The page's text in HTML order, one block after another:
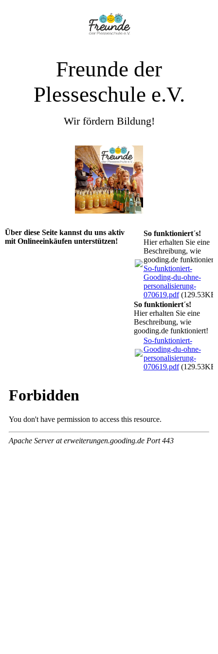
Freunde der
Plesseschule e.V.
Wir fördern Bildung!
So funktioniert´s!
Hier erhalten Sie eine
Beschreibung, wie
gooding.de funktioniert!
So-funktioniert-
Gooding-du-ohne-
personalisierung-
070619.pdf(129.53KB)
So funktioniert´s!
Hier erhalten Sie eine
Beschreibung, wie
gooding.de funktioniert!
So-funktioniert-
Gooding-du-ohne-
personalisierung-
070619.pdf(129.53KB)
Über diese Seite kannst du uns aktiv
mit Onlineeinkäufen unterstützen!